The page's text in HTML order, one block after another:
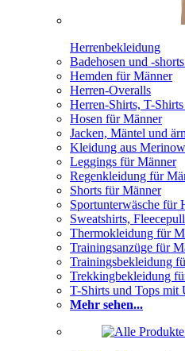
Herrenbekleidung
Badehosen und -
Hemden für Männer
Herren-Overalls
Herren-Shirts, T-
Hosen für Männer
Jacken, Mäntel und
Kleidung aus
Leggings für Männer
Regenkleidung für
Shorts für Männer
Sportunterwäsche für
Sweatshirts,
Thermokleidung für
Trainingsanzüge für
Trainingsbekleidung
Trekkingbekleidung
T-Shirts und Tops
Mehr sehen...